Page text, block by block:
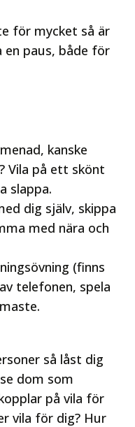
för mycket så är
paus, både för
kanske
Vila på ett skönt
slappa.
dig själv, skippa
med nära och
(finns
telefonen, spela
så låst dig
dom som
på vila för
vila för dig? Hur